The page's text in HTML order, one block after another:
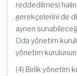
reddedilmesi
gerekçelerini de
aynen
Oda yönetim
yönetim kurulunun
(4) Birlik yönetim